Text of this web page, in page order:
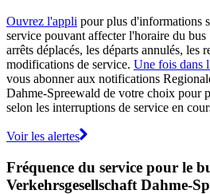
Ouvrez l'appli pour plus d'informations
service pouvant affecter l'horaire du bus
arrêts déplacés, les départs annulés, les
modifications de service. Une fois dans
vous abonner aux notifications
Dahme-Spreewald de votre choix pour
selon les interruptions de service en
Voir les alertes
Fréquence du service pour le
Verkehrsgesellschaft Dahme-